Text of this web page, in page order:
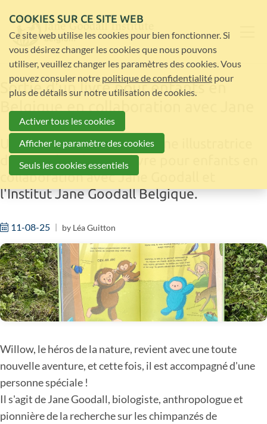
Sortie d'un livre pour enfants en
Belgique en collaboration avec Jane
Une autrice de Deinze et une illustratrice
de Hasselt créent un livre pour enfants en
collaboration avec Jane Goodall et
l'Institut Jane Goodall Belgique.
11-08-25 by Léa Guitton
Willow, le héros de la nature, revient avec une toute
nouvelle aventure, et cette fois, il est accompagné d'une
personne spéciale !
Il s'agit de Jane Goodall, biologiste, anthropologue et
pionnière de la recherche sur les chimpanzés de
COOKIES SUR CE SITE WEB
Ce site web utilise les cookies pour bien fonctionner. Si
vous désirez changer les cookies que nous pouvons
utiliser, veuillez changer les paramètres des cookies. Vous
pouvez consuler notre politique de confidentialité pour
plus de détails sur notre utilisation de cookies.
Activer tous les cookies
Afficher le paramètre des cookies
Seuls les cookies essentiels